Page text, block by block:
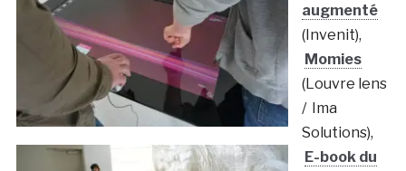
augmenté
(Invenit),
Momies
(Louvre lens
/ Ima
Solutions),
E-book du